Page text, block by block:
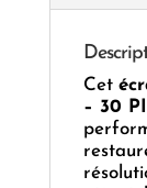
Cet
– 30